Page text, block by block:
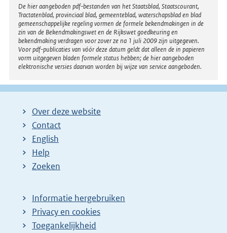
Disclaimer
De hier aangeboden pdf-bestanden van het Staatsblad, Staatscourant,
Tractatenblad, provinciaal blad, gemeenteblad, waterschapsblad en blad
gemeenschappelijke regeling vormen de formele bekendmakingen in de
zin van de Bekendmakingswet en de Rijkswet goedkeuring en
bekendmaking verdragen voor zover ze na 1 juli 2009 zijn uitgegeven.
Voor pdf-publicaties van vóór deze datum geldt dat alleen de in papieren
vorm uitgegeven bladen formele status hebben; de hier aangeboden
elektronische versies daarvan worden bij wijze van service aangeboden.
Over deze website
Contact
English
Help
Zoeken
Informatie hergebruiken
Privacy en cookies
Toegankelijkheid